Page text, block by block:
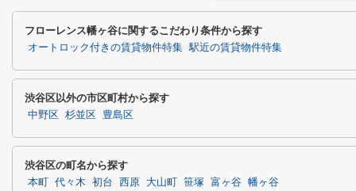
フローレンス幡ヶ谷に関するこだわり条件から探す
オートロック付きの賃貸物件特集 駅近の賃貸物件特集
渋谷区以外の市区町村から探す
中野区 杉並区 豊島区
渋谷区の町名から探す
本町 代々木 初台 西原 大山町 笹塚 富ヶ谷 幡ヶ谷